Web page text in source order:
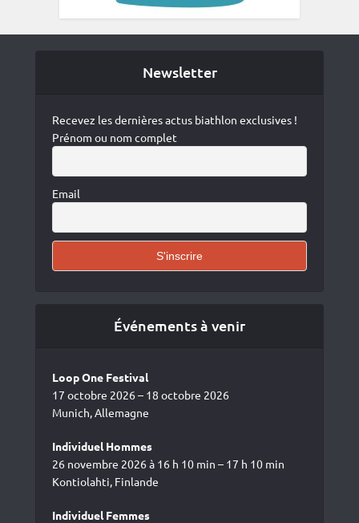
Newsletter
Recevez les dernières actus biathlon exclusives !
Prénom ou nom complet
Email
Événements à venir
Loop One Festival
17 octobre 2026 – 18 octobre 2026
Munich, Allemagne
Individuel Hommes
26 novembre 2026 à 16 h 10 min – 17 h 10 min
Kontiolahti, Finlande
Individuel Femmes